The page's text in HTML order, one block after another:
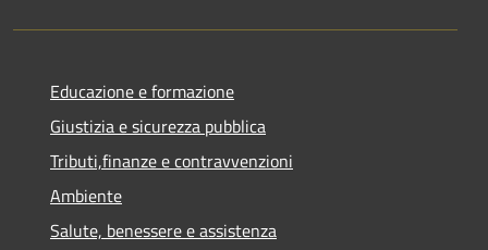
Educazione e formazione
Giustizia e sicurezza pubblica
Tributi,finanze e contravvenzioni
Ambiente
Salute, benessere e assistenza